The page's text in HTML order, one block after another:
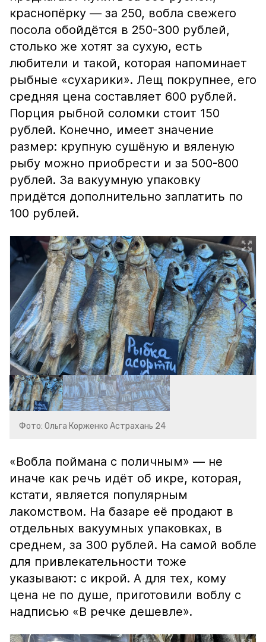
краснопёрку — за 250, вобла свежего
посола обойдётся в 250-300 рублей,
столько же хотят за сухую, есть
любители и такой, которая напоминает
рыбные «сухарики». Лещ покрупнее, его
средняя цена составляет 600 рублей.
Порция рыбной соломки стоит 150
рублей. Конечно, имеет значение
размер: крупную сушёную и вяленую
рыбу можно приобрести и за 500-800
рублей. За вакуумную упаковку
придётся дополнительно заплатить по
100 рублей.
Фото: Ольга Корженко Астрахань 24
«Вобла поймана с поличным» — не
иначе как речь идёт об икре, которая,
кстати, является популярным
лакомством. На базаре её продают в
отдельных вакуумных упаковках, в
среднем, за 300 рублей. На самой вобле
для привлекательности тоже
указывают: с икрой. А для тех, кому
цена не по душе, приготовили воблу с
надписью «В речке дешевле».